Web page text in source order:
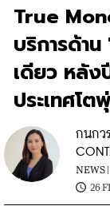
True
บริการด้า
เดียว หลัง
ประเทศโ
กนกว
NEWS |
26